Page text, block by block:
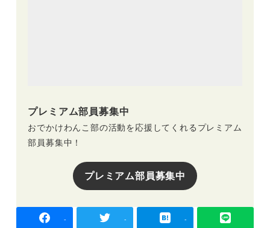
プレミアム部員募集中
おでかけわんこ部の活動を応援してくれるプレミアム
部員募集中！
プレミアム部員募集中
- - -